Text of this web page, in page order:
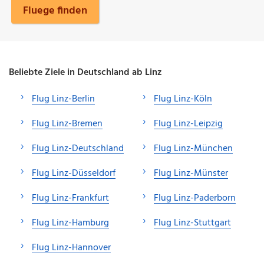
Fluege finden
Beliebte Ziele in Deutschland ab Linz
Flug Linz-Berlin
Flug Linz-Bremen
Flug Linz-Deutschland
Flug Linz-Düsseldorf
Flug Linz-Frankfurt
Flug Linz-Hamburg
Flug Linz-Hannover
Flug Linz-Köln
Flug Linz-Leipzig
Flug Linz-München
Flug Linz-Münster
Flug Linz-Paderborn
Flug Linz-Stuttgart